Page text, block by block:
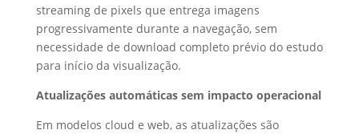
streaming de pixels que entrega imagens
progressivamente durante a navegação, sem
necessidade de download completo prévio do estudo
para início da visualização.
Atualizações automáticas sem impacto operacional
Em modelos cloud e web, as atualizações são